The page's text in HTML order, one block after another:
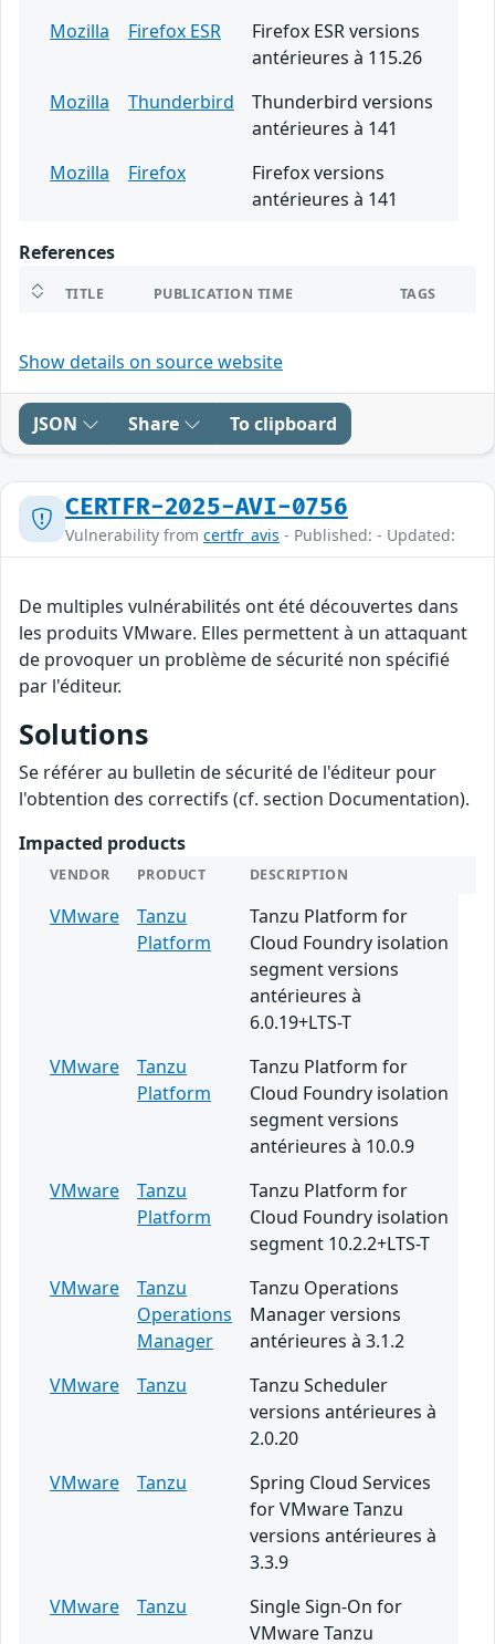
Mozilla
Firefox ESR
Firefox ESR versions
antérieures à 115.26
Mozilla
Thunderbird
Thunderbird versions
antérieures à 141
Mozilla
Firefox
Firefox versions
antérieures à 141
References
TITLE PUBLICATION TIME TAGS
Show details on source website
JSON Share To clipboard
CERTFR-2025-AVI-0756
Vulnerability from certfr_avis - Published: - Updated:
De multiples vulnérabilités ont été découvertes dans
les produits VMware. Elles permettent à un attaquant
de provoquer un problème de sécurité non spécifié
par l'éditeur.
Solutions
Se référer au bulletin de sécurité de l'éditeur pour
l'obtention des correctifs (cf. section Documentation).
Impacted products
VENDOR PRODUCT DESCRIPTION
VMware
Tanzu
Platform
Tanzu Platform for
Cloud Foundry isolation
segment versions
antérieures à
6.0.19+LTS-T
VMware
Tanzu
Platform
Tanzu Platform for
Cloud Foundry isolation
segment versions
antérieures à 10.0.9
VMware
Tanzu
Platform
Tanzu Platform for
Cloud Foundry isolation
segment 10.2.2+LTS-T
VMware
Tanzu
Operations
Manager
Tanzu Operations
Manager versions
antérieures à 3.1.2
VMware
Tanzu
Tanzu Scheduler
versions antérieures à
2.0.20
VMware
Tanzu
Spring Cloud Services
for VMware Tanzu
versions antérieures à
3.3.9
VMware
Tanzu
Single Sign-On for
VMware Tanzu